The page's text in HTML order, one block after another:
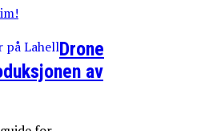
Drone
av